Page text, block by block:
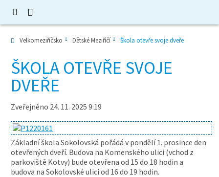
Velkomeziříčsko Dětské Meziříčí Škola otevře svoje dveře
ŠKOLA OTEVŘE SVOJE
DVEŘE
Zveřejněno 24. 11. 2025 9:19
Základní škola Sokolovská pořádá v pondělí 1. prosince den
otevřených dveří. Budova na Komenského ulici (vchod z
parkoviště Kotvy) bude otevřena od 15 do 18 hodin a
budova na Sokolovské ulici od 16 do 19 hodin.